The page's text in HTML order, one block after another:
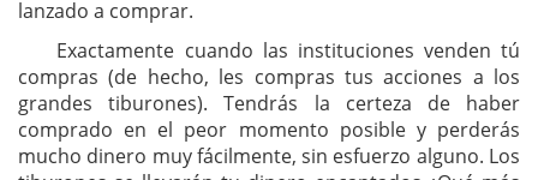
lanzado a comprar.
Exactamente cuando las instituciones venden tú
compras (de hecho, les compras tus acciones a los
grandes tiburones). Tendrás la certeza de haber
comprado en el peor momento posible y perderás
mucho dinero muy fácilmente, sin esfuerzo alguno. Los